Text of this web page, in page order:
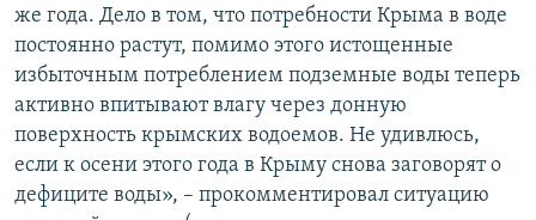
же года. Дело в том, что потребности Крыма в воде
постоянно растут, помимо этого истощенные
избыточным потреблением подземные воды теперь
активно впитывают влагу через донную
поверхность крымских водоемов. Не удивлюсь,
если к осени этого года в Крыму снова заговорят о
дефиците воды», – прокомментировал ситуацию